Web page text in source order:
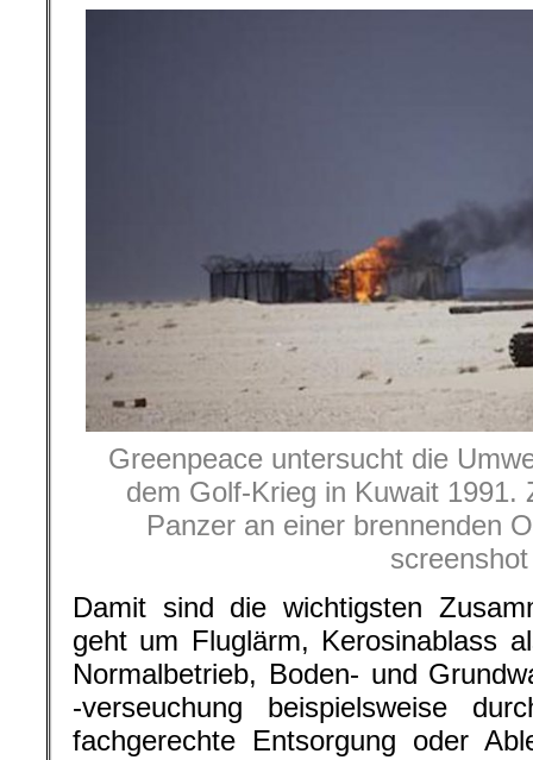
Greenpeace untersucht die
dem Golf-Krieg in Kuwait 1991.
Panzer an einer brennenden
screenshot
Damit sind die wichtigsten
geht um Fluglärm, Kerosinablass
Normalbetrieb, Boden- und
-verseuchung beispielsweise
fachgerechte Entsorgung oder